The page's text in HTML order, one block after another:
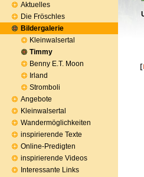
Aktuelles
Die Fröschles
Bildergalerie
Kleinwalsertal
Timmy
Benny E.T. Moon
Irland
Stromboli
Angebote
Kleinwalsertal
Wandermöglichkeiten
inspirierende Texte
Online-Predigten
inspirierende Videos
Interessante Links